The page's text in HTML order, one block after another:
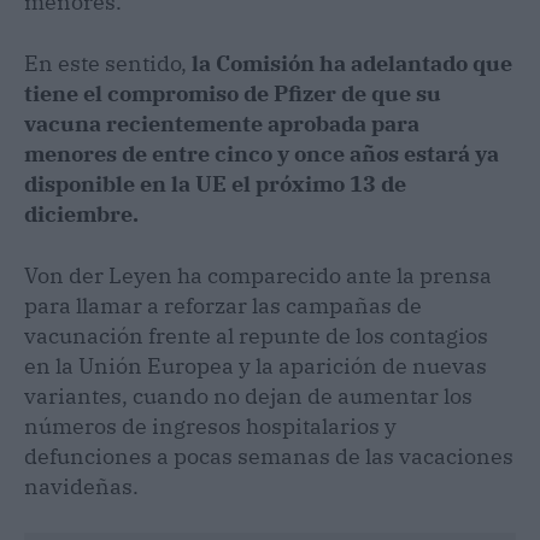
En este sentido, la Comisión ha adelantado que
tiene el compromiso de Pfizer de que su
vacuna recientemente aprobada para
menores de entre cinco y once años estará ya
disponible en la UE el próximo 13 de
diciembre.
Von der Leyen ha comparecido ante la prensa
para llamar a reforzar las campañas de
vacunación frente al repunte de los contagios
en la Unión Europea y la aparición de nuevas
variantes, cuando no dejan de aumentar los
números de ingresos hospitalarios y
defunciones a pocas semanas de las vacaciones
navideñas.